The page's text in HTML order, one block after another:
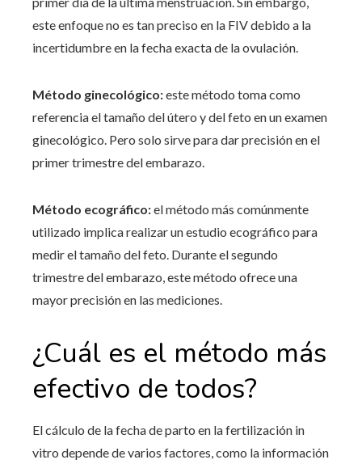
este enfoque no es tan preciso en la FIV debido a la
incertidumbre en la fecha exacta de la ovulación.
Método ginecológico:este método toma como
referencia el tamaño del útero y del feto en un examen
ginecológico. Pero solo sirve para dar precisión en el
primer trimestre del embarazo.
Método ecográfico:el método más comúnmente
utilizado implica realizar un estudio ecográfico para
medir el tamaño del feto. Durante el segundo
trimestre del embarazo, este método ofrece una
mayor precisión en las mediciones.
¿Cuál es el método más
efectivo de todos?
El cálculo de la fecha de parto en la fertilización in
vitro depende de varios factores, como la información